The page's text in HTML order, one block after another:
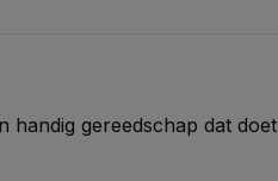
handig gereedschap dat doet